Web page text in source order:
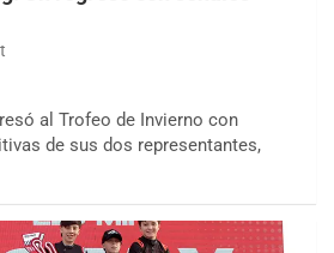
al Trofeo de Invierno con
de sus dos representantes,